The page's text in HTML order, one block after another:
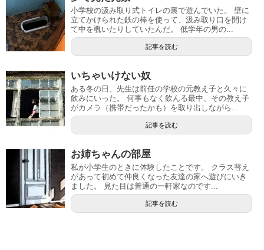
小学校の汲み取り式トイレの裏で遊んでいた。 壁に
立てかけられた鉄の棒を使って、汲み取り口を開け
て中を覗いたりしていたんだ。 低学年の男の...
記事を読む
いちゃいけない奴
ある冬の日、先生は前任の学校の元教え子と久々に
飲みにいった。 何事もなく飲んる最中、その教え子
がカメラ（携帯だったかも）を取り出しながら...
記事を読む
お姉ちゃんの部屋
私が小学生のときに体験したことです。 クラス替え
があって初めて仲良くなった友達の家へ遊びにいき
ました。 見た目は普通の一軒家なのです...
記事を読む